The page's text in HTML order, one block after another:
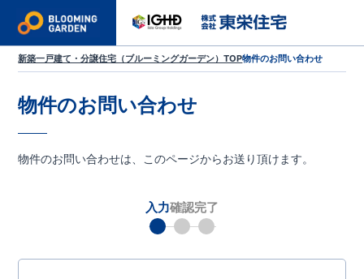
新築一戸建て・分譲住宅（ブルーミングガーデン）TOP物件のお問い合わせ
物件のお問い合わせ
物件のお問い合わせは、このページからお送り頂けます。
入力確認完了